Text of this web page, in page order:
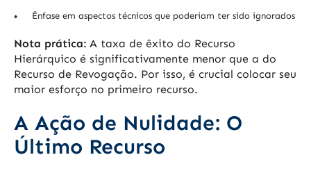
Ênfase em aspectos técnicos que poderiam ter sido ignorados
Nota prática: A taxa de êxito do Recurso
Hierárquico é significativamente menor que a do
Recurso de Revogação. Por isso, é crucial colocar seu
maior esforço no primeiro recurso.
A Ação de Nulidade: O
Último Recurso